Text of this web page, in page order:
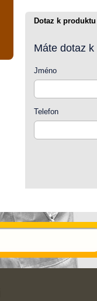
Dotaz k produktu
Máte dotaz
Jméno
Telefon